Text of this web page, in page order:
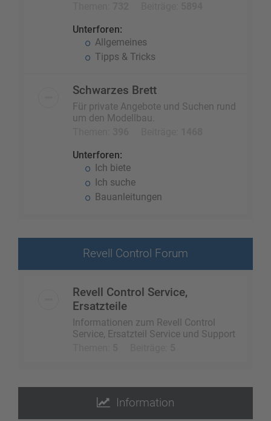
Unterforen:
Allgemeines
Tipps & Tricks
Schwarzes Brett
Für private Angebote und Suchen rund
um den Modellbau.
Unterforen:
Ich biete
Ich suche
Bauanleitungen
Revell Control Forum
Revell Control Service,
Ersatzteile
Informationen zum Revell Control
Service, Ersatzteil Service und Support
Information